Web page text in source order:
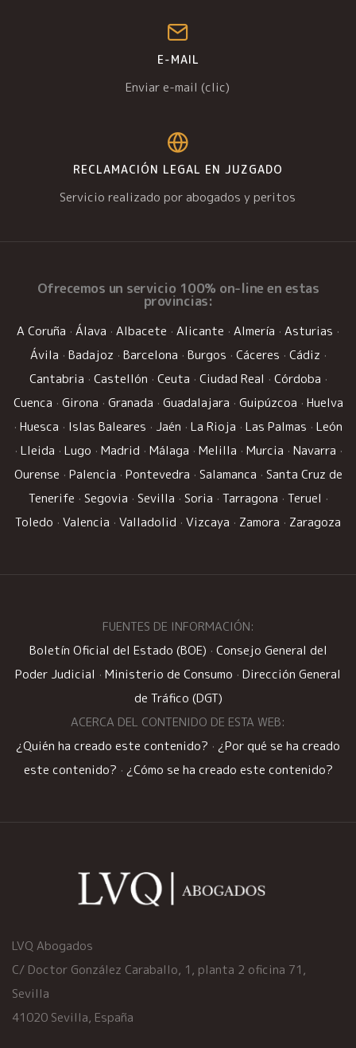
E-MAIL
Enviar e-mail (clic)
RECLAMACIÓN LEGAL EN JUZGADO
Servicio realizado por abogados y peritos
Ofrecemos un servicio 100% on-line en estas
provincias:
A Coruña · Álava · Albacete · Alicante · Almería · Asturias ·
Ávila · Badajoz · Barcelona · Burgos · Cáceres · Cádiz ·
Cantabria · Castellón · Ceuta · Ciudad Real · Córdoba ·
Cuenca · Girona · Granada · Guadalajara · Guipúzcoa · Huelva
· Huesca · Islas Baleares · Jaén · La Rioja · Las Palmas · León
· Lleida · Lugo · Madrid · Málaga · Melilla · Murcia · Navarra ·
Ourense · Palencia · Pontevedra · Salamanca · Santa Cruz de
Tenerife · Segovia · Sevilla · Soria · Tarragona · Teruel ·
Toledo · Valencia · Valladolid · Vizcaya · Zamora · Zaragoza
FUENTES DE INFORMACIÓN:
Boletín Oficial del Estado (BOE) · Consejo General del
Poder Judicial · Ministerio de Consumo · Dirección General
de Tráfico (DGT)
ACERCA DEL CONTENIDO DE ESTA WEB:
¿Quién ha creado este contenido? · ¿Por qué se ha creado
este contenido? · ¿Cómo se ha creado este contenido?
LVQ Abogados
C/ Doctor González Caraballo, 1, planta 2 oficina 71,
Sevilla
41020 Sevilla, España